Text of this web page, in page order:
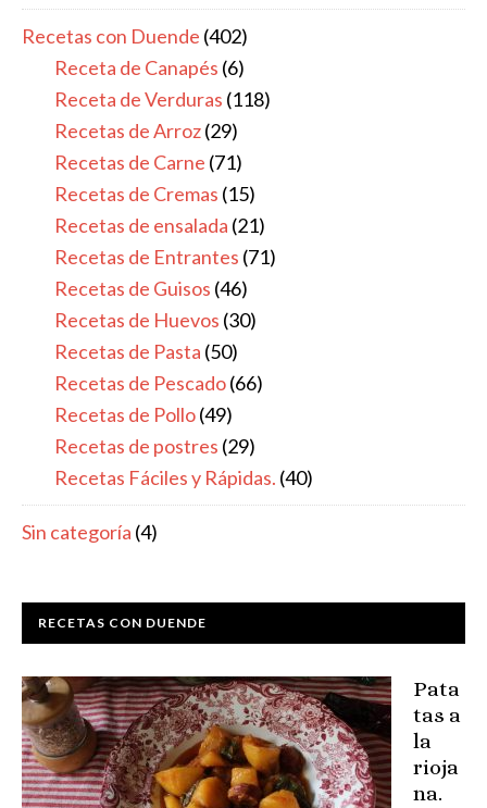
Recetas con Duende (402)
Receta de Canapés (6)
Receta de Verduras (118)
Recetas de Arroz(29)
Recetas de Carne (71)
Recetas de Cremas (15)
Recetas de ensalada (21)
Recetas de Entrantes (71)
Recetas de Guisos (46)
Recetas de Huevos (30)
Recetas de Pasta (50)
Recetas de Pescado(66)
Recetas de Pollo(49)
Recetas de postres (29)
Recetas Fáciles y Rápidas. (40)
Sin categoría (4)
RECETAS CON DUENDE
Pata
tas a
la
rioja
na.